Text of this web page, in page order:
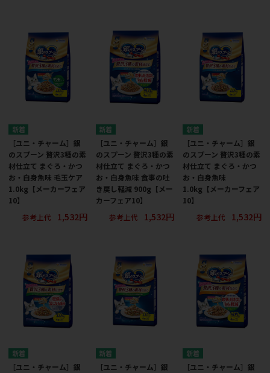
［ユニ・チャーム］銀
のスプーン 贅沢3種の素
材仕立て まぐろ・かつ
お・白身魚味 毛玉ケア
1.0kg【メーカーフェア
10】
参考上代
1,532円
［ユニ・チャーム］銀
のスプーン 贅沢3種の素
材仕立て まぐろ・かつ
お・白身魚味 食事の吐
き戻し軽減 900g【メー
カーフェア10】
参考上代
1,532円
［ユニ・チャーム］銀
のスプーン 贅沢3種の素
材仕立て まぐろ・かつ
お・白身魚味
1.0kg【メーカーフェア
10】
参考上代
1,532円
［ユニ・チャーム］銀 ［ユニ・チャーム］銀 ［ユニ・チャーム］銀